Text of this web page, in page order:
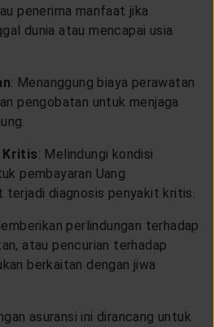
penerima manfaat jika
dunia atau mencapai usia
: Menanggung biaya perawatan
pengobatan untuk menjaga
Kritis: Melindungi kondisi
pembayaran Uang
terjadi diagnosis penyakit kritis.
perlindungan terhadap
atau pencurian terhadap
berkaitan dengan jiwa
asuransi ini dirancang untuk